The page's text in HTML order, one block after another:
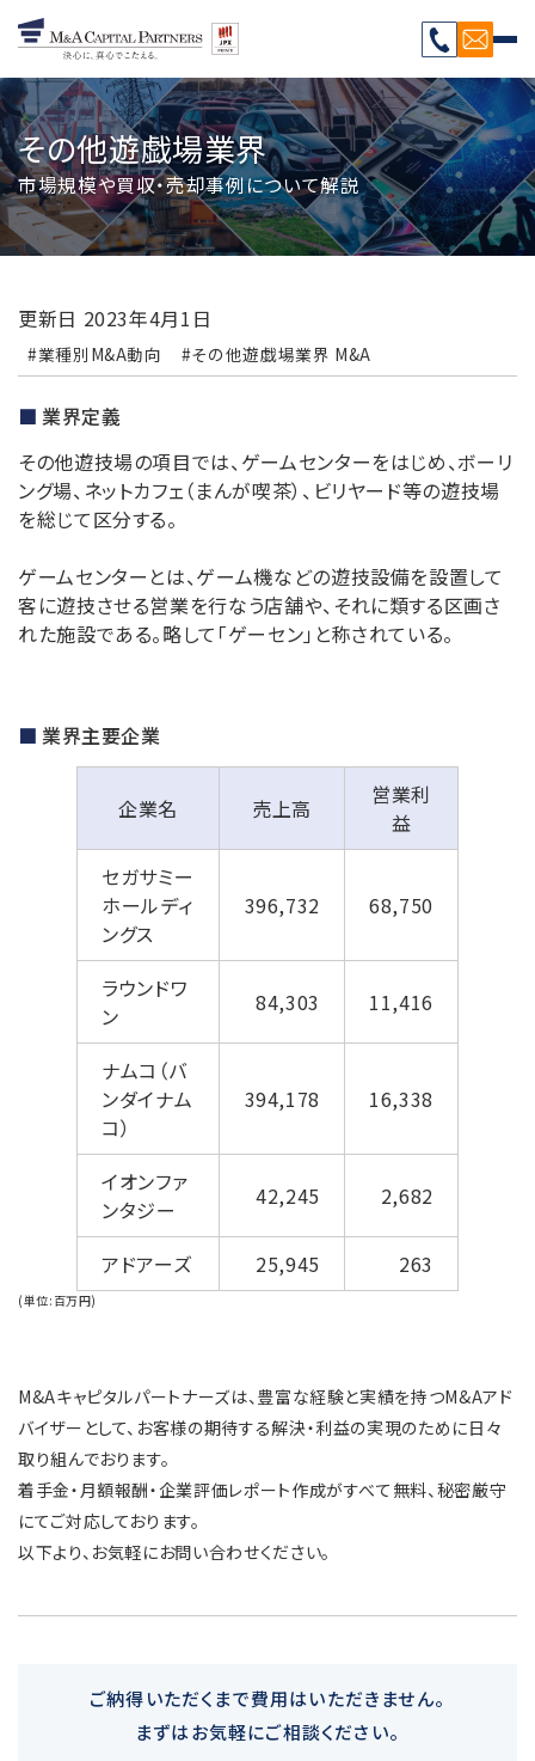
その他遊戯場業界
市場規模や買収・売却事例について解説
更新日 2023年4月1日
#業種別M&A動向 #その他遊戯場業界 M&A
業界定義
その他遊技場の項目では、ゲームセンターをはじめ、ボーリ
ング場、ネットカフェ（まんが喫茶）、ビリヤード等の遊技場
を総じて区分する。
ゲームセンターとは、ゲーム機などの遊技設備を設置して
客に遊技させる営業を行なう店舗や、それに類する区画さ
れた施設である。略して「ゲーセン」と称されている。
業界主要企業
企業名 売上高
営業利
益
セガサミー
ホールディ
ングス
396,732 68,750
ラウンドワ
ン
84,303 11,416
ナムコ（バ
ンダイナム
コ）
394,178 16,338
イオンファ
ンタジー
42,245 2,682
アドアーズ 25,945 263
(単位:百万円)
M&Aキャピタルパートナーズは、豊富な経験と実績を持つM&Aアド
バイザーとして、お客様の期待する解決・利益の実現のために日々
取り組んでおります。
着手金・月額報酬・企業評価レポート作成がすべて無料、秘密厳守
にてご対応しております。
以下より、お気軽にお問い合わせください。
ご納得いただくまで費用はいただきません。
まずはお気軽にご相談ください。